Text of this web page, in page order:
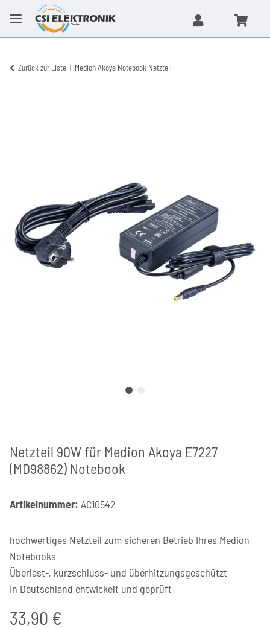
Zurück zur Liste Medion Akoya Notebook Netzteil
Netzteil 90W für Medion Akoya E7227
(MD98862) Notebook
Artikelnummer: AC10542
hochwertiges Netzteil zum sicheren Betrieb Ihres Medion
Notebooks
Überlast-, kurzschluss- und überhitzungsgeschützt
in Deutschland entwickelt und geprüft
33,90 €